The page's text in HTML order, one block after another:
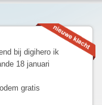
bij digihero ik
18 januari
gratis